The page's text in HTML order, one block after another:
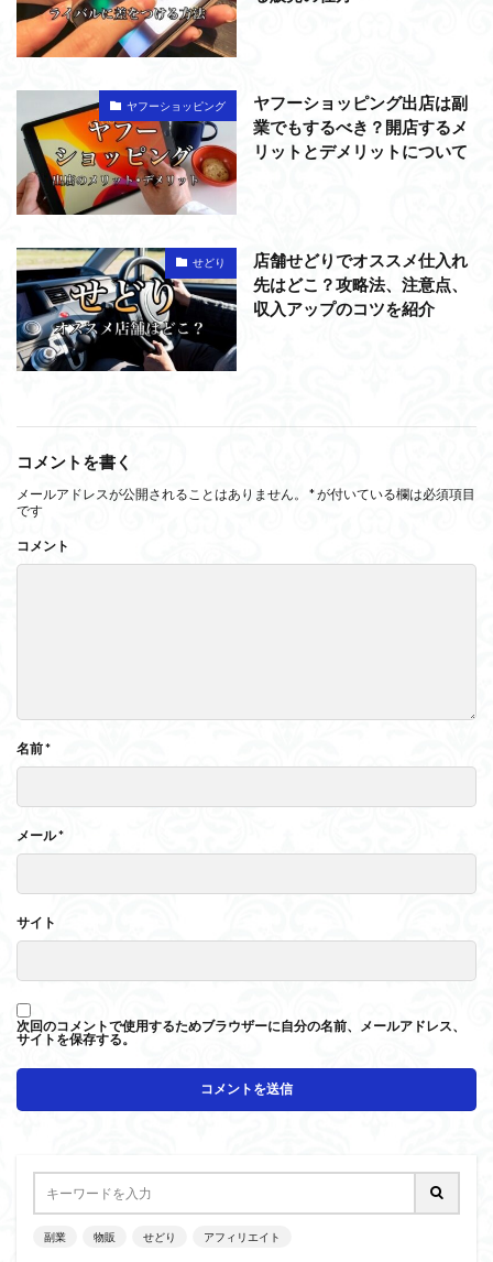
ヤフーショッピング
ヤフーショッピング出店は副
業でもするべき？開店するメ
リットとデメリットについて
せどり
店舗せどりでオススメ仕入れ
先はどこ？攻略法、注意点、
収入アップのコツを紹介
コメントを書く
メールアドレスが公開されることはありません。 *が付いている欄は必須項目
です
コメント
名前*
メール*
サイト
次回のコメントで使用するためブラウザーに自分の名前、メールアドレス、
サイトを保存する。
副業 物販 せどり アフィリエイト